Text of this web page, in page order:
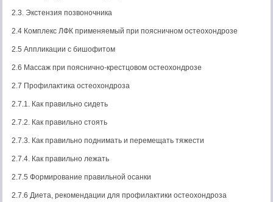
2.3. Экстензия позвоночника
2.4 Комплекс ЛФК применяемый при поясничном остеохондрозе
2.5 Аппликации с бишофитом
2.6 Массаж при пояснично-крестцовом остеохондрозе
2.7 Профилактика остеохондроза
2.7.1. Как правильно сидеть
2.7.2. Как правильно стоять
2.7.3. Как правильно поднимать и перемещать тяжести
2.7.4. Как правильно лежать
2.7.5 Формирование правильной осанки
2.7.6 Диета, рекомендации для профилактики остеохондроза